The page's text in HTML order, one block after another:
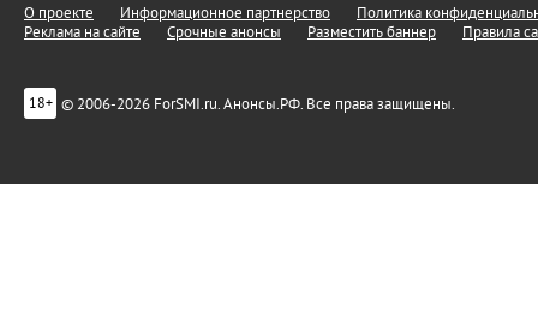
О проекте Информационное партнерство
Политика
Реклама на сайте
Срочные анонсы Разместить баннер Правила
18+ © 2006-2026 ForSMI.ru. Анонсы.РФ. Все права защищены.